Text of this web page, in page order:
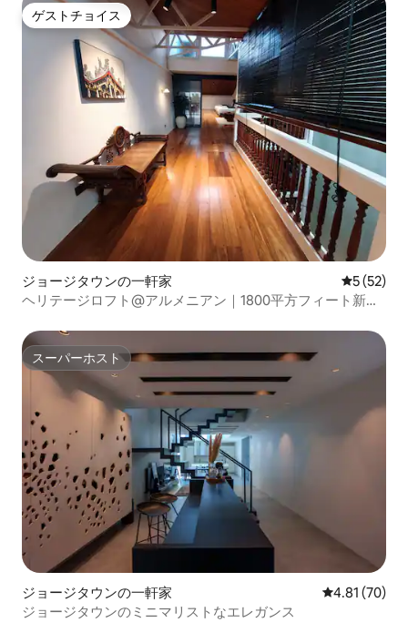
ゲストチョイス
ゲストチョイス
ジョージタウンの一軒家 レビュー
5 (52)
ヘリテージロフト@アルメニアン｜1800平方フィート新し
スーパーホスト
スーパーホスト
ジョージタウンの一軒家 レビュー70
4.81 (70)
ジョージタウンのミニマリストなエレガンス